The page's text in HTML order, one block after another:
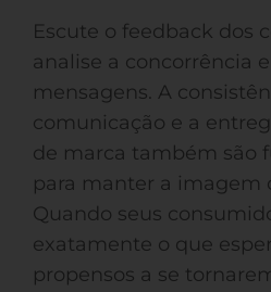
Escute o feedback dos
analise a concorrência
mensagens. A
comunicação e a
de marca também são
para manter a imagem
Quando seus
exatamente o que
propensos a se